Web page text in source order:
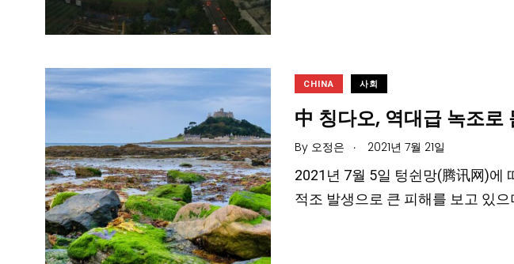
CHINA 사회
中 칭다오, 역대급 녹조로
By 오정은 . 2021년 7월 21일
2021년 7월 5일 텅쉰망(腾讯网)에
적조 발생으로 큰 피해를 보고 있으